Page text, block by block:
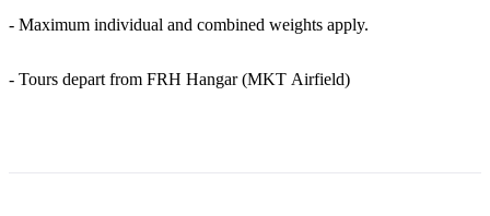
- Maximum individual and combined weights apply.
- Tours depart from FRH Hangar (MKT Airfield)